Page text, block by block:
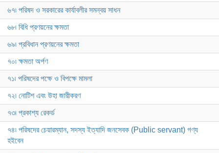
৬৭৷ পরিষদ ও সরকারের কার্যাবলীর সমন্বয় সাধন
৬৮৷ বিধি প্রণয়নের ক্ষমতা
৬৯৷ প্রবিধান প্রণয়নের ক্ষমতা
৭০৷ ক্ষমতা অর্পণ
৭১৷ পরিষদের পক্ষে ও বিপক্ষে মামলা
৭২৷ নোটিশ এবং উহা জারীকরণ
৭৩৷ প্রকাশ্য রেকর্ড
৭৪৷ পরিষদের চেয়ারম্যান, সদস্য ইত্যাদি জনসেবক (Public servant) গণ্য
হইবেন